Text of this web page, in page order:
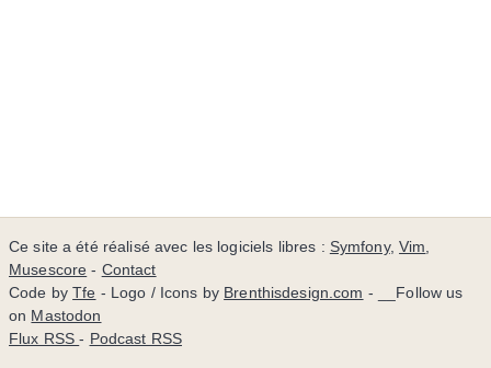
Ce site a été réalisé avec les logiciels libres : Symfony,Vim,
Musescore - Contact
Code byTfe - Logo / Icons by Brenthisdesign.com - __Follow us
on Mastodon
Flux RSS- Podcast RSS